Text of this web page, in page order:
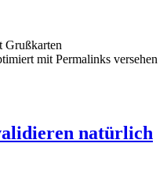
Grußkarten
mit Permalinks versehen
natürlich